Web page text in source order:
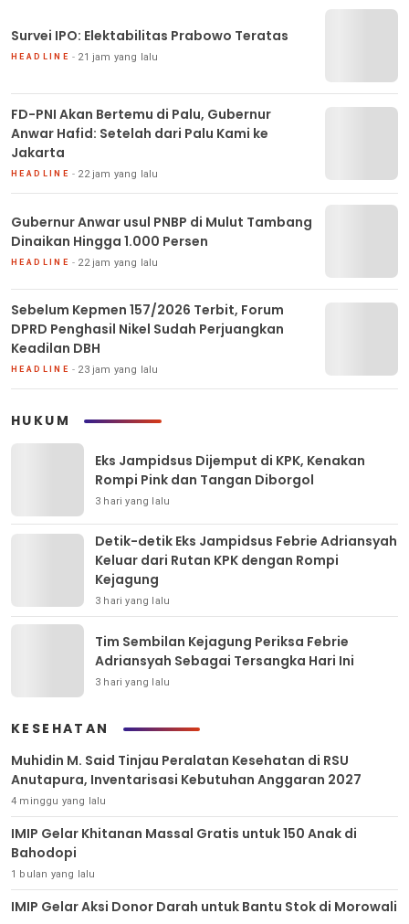
Survei IPO: Elektabilitas Prabowo Teratas
HEADLINE 21 jam yang lalu
FD-PNI Akan Bertemu di Palu, Gubernur
Anwar Hafid: Setelah dari Palu Kami ke
Jakarta
HEADLINE 22 jam yang lalu
Gubernur Anwar usul PNBP di Mulut Tambang
Dinaikan Hingga 1.000 Persen
HEADLINE 22 jam yang lalu
Sebelum Kepmen 157/2026 Terbit, Forum
DPRD Penghasil Nikel Sudah Perjuangkan
Keadilan DBH
HEADLINE 23 jam yang lalu
HUKUM
Eks Jampidsus Dijemput di KPK, Kenakan
Rompi Pink dan Tangan Diborgol
3 hari yang lalu
Detik-detik Eks Jampidsus Febrie Adriansyah
Keluar dari Rutan KPK dengan Rompi
Kejagung
3 hari yang lalu
Tim Sembilan Kejagung Periksa Febrie
Adriansyah Sebagai Tersangka Hari Ini
3 hari yang lalu
KESEHATAN
Muhidin M. Said Tinjau Peralatan Kesehatan di RSU
Anutapura, Inventarisasi Kebutuhan Anggaran 2027
4 minggu yang lalu
IMIP Gelar Khitanan Massal Gratis untuk 150 Anak di
Bahodopi
1 bulan yang lalu
IMIP Gelar Aksi Donor Darah untuk Bantu Stok di Morowali